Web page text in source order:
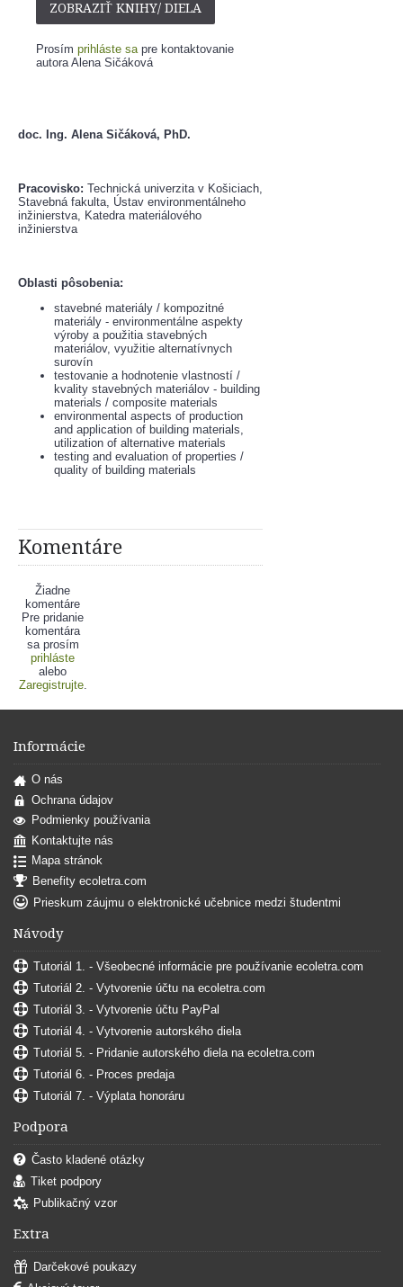
ZOBRAZIŤ KNIHY/ DIELA
Prosím prihláste sapre kontaktovanie
autora Alena Sičáková
doc. Ing. Alena Sičáková, PhD.
​Pracovisko: Technická univerzita v Košiciach,
Stavebná fakulta, Ústav environmentálneho
inžinierstva, Katedra materiálového
inžinierstva
Oblasti pôsobenia:
stavebné materiály / kompozitné
materiály - environmentálne aspekty
výroby a použitia stavebných
materiálov, využitie alternatívnych
surovín
testovanie a hodnotenie vlastností /
kvality stavebných materiálov - building
materials / composite materials
environmental aspects of production
and application of building materials,
utilization of alternative materials
testing and evaluation of properties /
quality of building materials
Komentáre
Žiadne
komentáre
Pre pridanie
komentára
sa prosím
prihláste
alebo
Zaregistrujte.
Informácie
O nás
Ochrana údajov
Podmienky používania
Kontaktujte nás
Mapa stránok
Benefity ecoletra.com
Prieskum záujmu o elektronické učebnice medzi študentmi
Návody
Tutoriál 1. - Všeobecné informácie pre používanie ecoletra.com
Tutoriál 2. - Vytvorenie účtu na ecoletra.com
Tutoriál 3. - Vytvorenie účtu PayPal
Tutoriál 4. - Vytvorenie autorského diela
Tutoriál 5. - Pridanie autorského diela na ecoletra.com
Tutoriál 6. - Proces predaja
Tutoriál 7. - Výplata honoráru
Podpora
Často kladené otázky
Tiket podpory
Publikačný vzor
Extra
Darčekové poukazy